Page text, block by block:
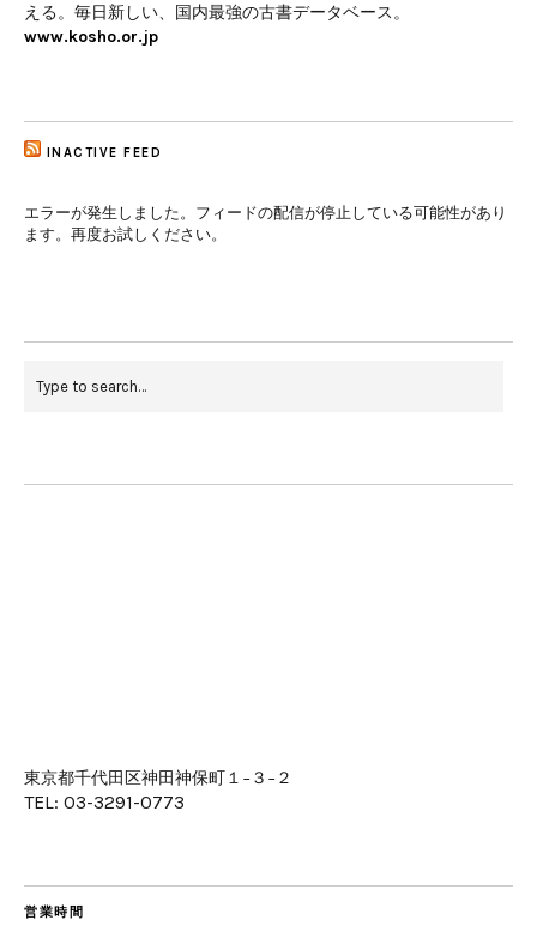
える。毎日新しい、国内最強の古書データベース。
www.kosho.or.jp
INACTIVE FEED
エラーが発生しました。フィードの配信が停止している可能性があり
ます。再度お試しください。
東京都千代田区神田神保町１−３−２
TEL: 03-3291-0773
営業時間